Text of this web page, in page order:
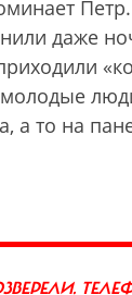
даже
а то на